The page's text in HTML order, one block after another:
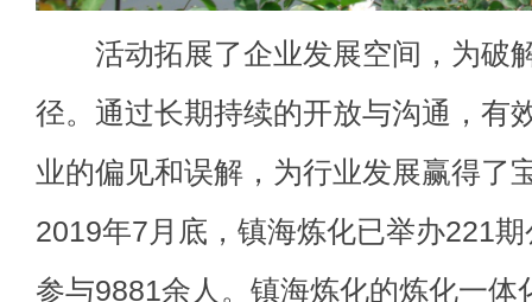
活动拓展了企业发展空间，为破解
径。通过长期持续的开放与沟通，有
业的偏见和误解，为行业发展赢得了
2019年7月底，镇海炼化已举办221
参与9881余人。镇海炼化的炼化一体